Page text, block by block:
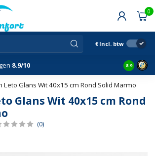
0
€ Incl. btw
8.9/10 8.9
Leto Glans Wit 40x15 cm Rond Solid Marmo
Glans Wit 40x15 cm Rond
(0)